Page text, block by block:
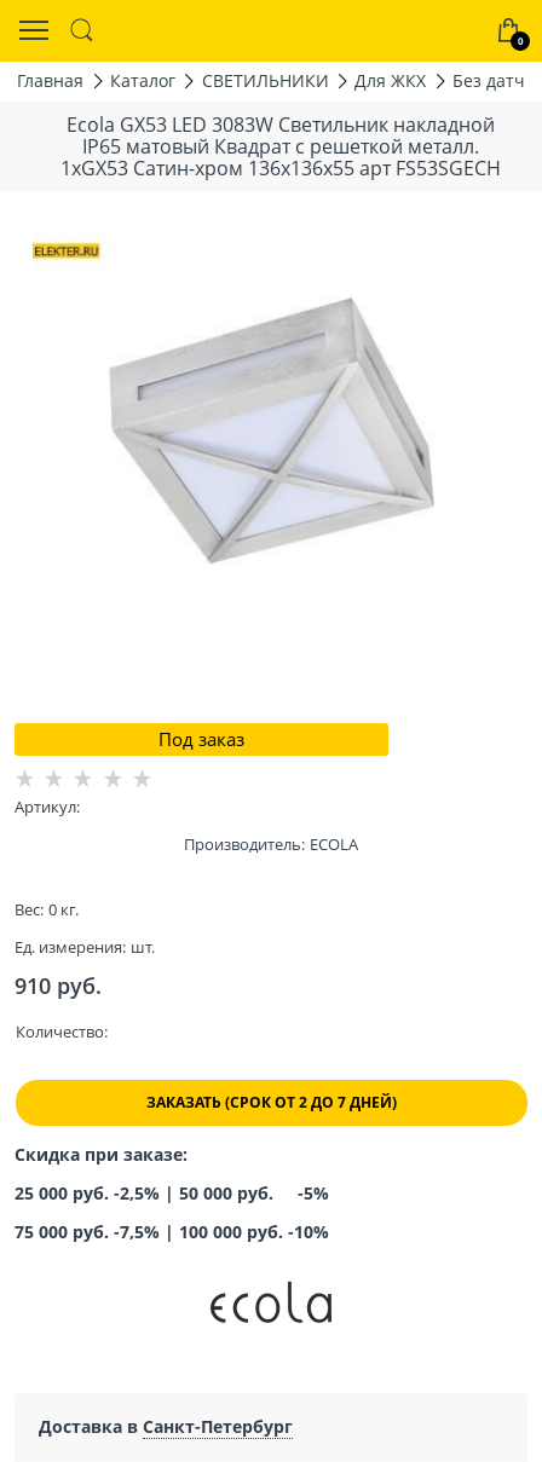
0
Главная Каталог СВЕТИЛЬНИКИ Для ЖКХ Без
Ecola GX53 LED 3083W Светильник накладной
IP65 матовый Квадрат с решеткой металл.
1xGX53 Cатин-хром 136x136x55 арт FS53SGECH
Под заказ
Артикул:
Производитель: ECOLA
Вес: 0 кг.
Ед. измерения: шт.
910 руб.
Количество:
ЗАКАЗАТЬ (СРОК ОТ 2 ДО 7 ДНЕЙ)
Скидка при заказе:
25 000 руб. -2,5% | 50 000 руб. -5%
75 000 руб. -7,5% | 100 000 руб. -10%
Доставка в Санкт-Петербург